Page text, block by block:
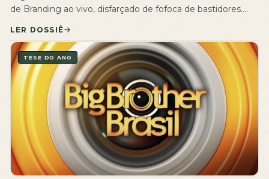
de Branding ao vivo, disfarçado de fofoca de bastidores.
uma alfinetada feita pela Renata Vanzetto, mentora do
relaity “Chef de Alto Nível” da Globo, que havia questionado
a audiência […]
LER DOSSIÊ
TESE DO ANO